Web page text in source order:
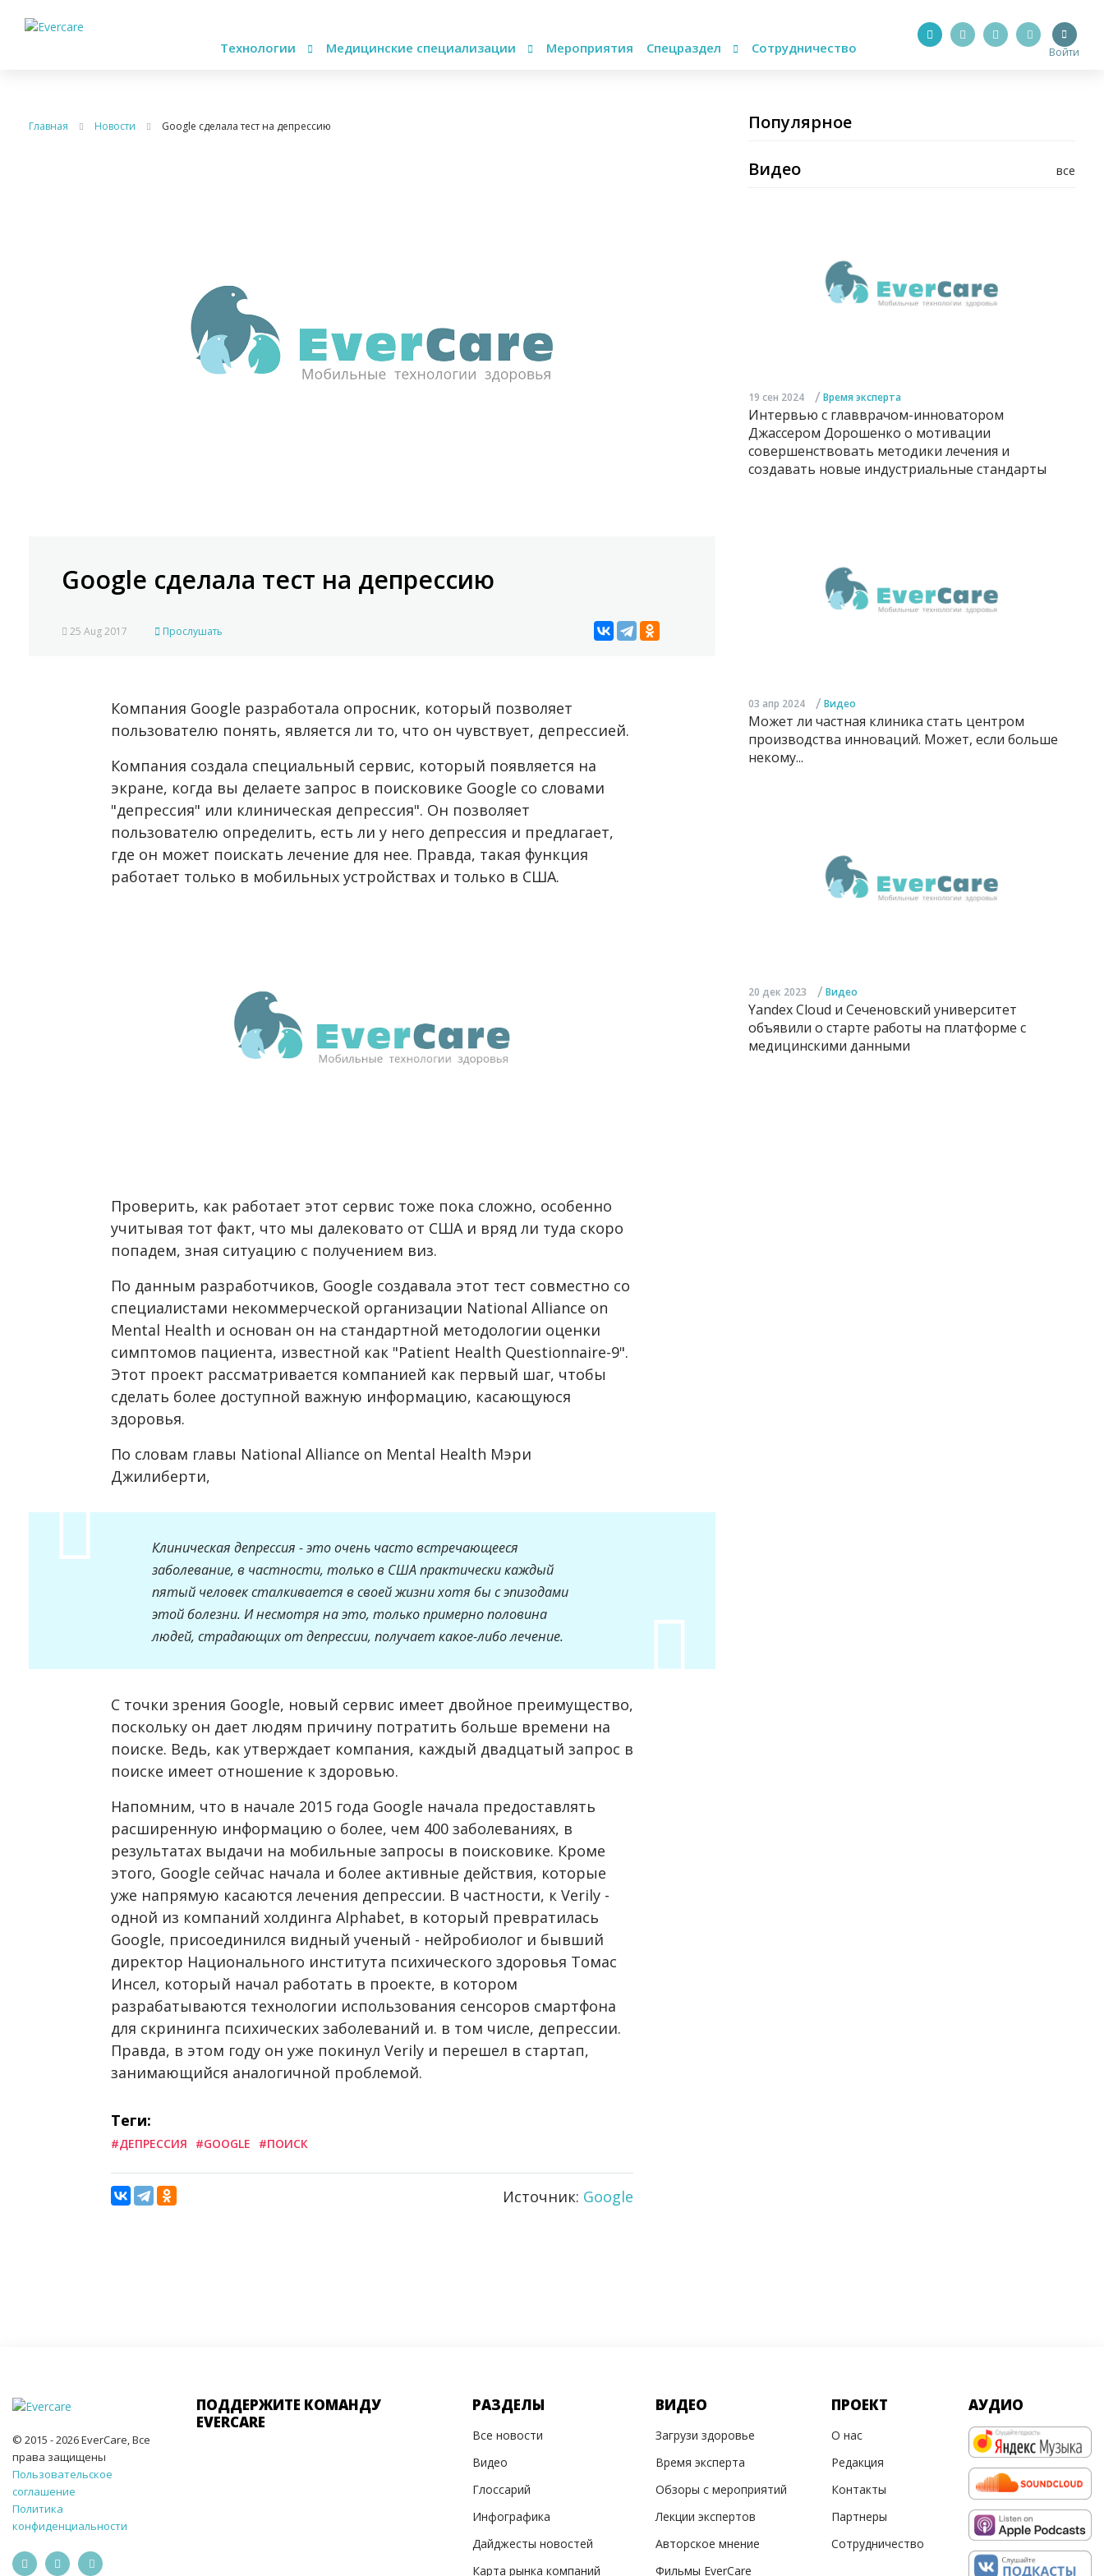
Технологии Медицинские специализации Мероприятия Спецраздел Сотрудничество Войти
Главная Новости Google сделала тест на депрессию
Google сделала тест на депрессию
25 Aug 2017 Прослушать
Компания Google разработала опросник, который позволяет
пользователю понять, является ли то, что он чувствует, депрессией.
Компания создала специальный сервис, который появляется на
экране, когда вы делаете запрос в поисковике Google со словами
"депрессия" или клиническая депрессия". Он позволяет
пользователю определить, есть ли у него депрессия и предлагает,
где он может поискать лечение для нее. Правда, такая функция
работает только в мобильных устройствах и только в США.
Проверить, как работает этот сервис тоже пока сложно, особенно
учитывая тот факт, что мы далековато от США и вряд ли туда скоро
попадем, зная ситуацию с получением виз.
По данным разработчиков, Google создавала этот тест совместно со
специалистами некоммерческой организации National Alliance on
Mental Health и основан он на стандартной методологии оценки
симптомов пациента, известной как "Patient Health Questionnaire-9".
Этот проект рассматривается компанией как первый шаг, чтобы
сделать более доступной важную информацию, касающуюся
здоровья.
По словам главы National Alliance on Mental Health Мэри
Джилиберти,
Клиническая депрессия - это очень часто встречающееся
заболевание, в частности, только в США практически каждый
пятый человек сталкивается в своей жизни хотя бы с эпизодами
этой болезни. И несмотря на это, только примерно половина
людей, страдающих от депрессии, получает какое-либо лечение.
С точки зрения Google, новый сервис имеет двойное преимущество,
поскольку он дает людям причину потратить больше времени на
поиске. Ведь, как утверждает компания, каждый двадцатый запрос в
поиске имеет отношение к здоровью.
Напомним, что в начале 2015 года Google начала предоставлять
расширенную информацию о более, чем 400 заболеваниях, в
результатах выдачи на мобильные запросы в поисковике. Кроме
этого, Google сейчас начала и более активные действия, которые
уже напрямую касаются лечения депрессии. В частности, к Verily -
одной из компаний холдинга Alphabet, в который превратилась
Google, присоединился видный ученый - нейробиолог и бывший
директор Национального института психического здоровья Томас
Инсел, который начал работать в проекте, в котором
разрабатываются технологии использования сенсоров смартфона
для скрининга психических заболеваний и. в том числе, депрессии.
Правда, в этом году он уже покинул Verily и перешел в стартап,
занимающийся аналогичной проблемой.
Теги:
#ДЕПРЕССИЯ #GOOGLE #ПОИСК
Источник: Google
Популярное
все
Видео
19 сен 2024 / Время эксперта
Интервью с главврачом-инноватором
Джассером Дорошенко о мотивации
совершенствовать методики лечения и
создавать новые индустриальные стандарты
03 апр 2024 / Видео
Может ли частная клиника стать центром
производства инноваций. Может, если больше
некому...
20 дек 2023 / Видео
Yandex Cloud и Сеченовский университет
объявили о старте работы на платформе с
медицинскими данными
© 2015 - 2026 EverCare, Все
права защищены
Пользовательское
соглашение
Политика
конфиденциальности
ПОДДЕРЖИТЕ КОМАНДУ
EVERCARE
РАЗДЕЛЫ
Все новости
Видео
Глоссарий
Инфографика
Дайджесты новостей
Карта рынка компаний
ВИДЕО
Загрузи здоровье
Время эксперта
Обзоры с мероприятий
Лекции экспертов
Авторское мнение
Фильмы EverCare
ПРОЕКТ
О нас
Редакция
Контакты
Партнеры
Сотрудничество
АУДИО